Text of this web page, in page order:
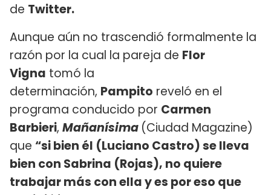
de Twitter.
Aunque aún no trascendió formalmente la
razón por la cual la pareja de Flor
Vigna tomó la
determinación, Pampito reveló en el
programa conducido por Carmen
Barbieri, Mañanísima (Ciudad Magazine)
que “si bien él (Luciano Castro) se lleva
bien con Sabrina (Rojas), no quiere
trabajar más con ella y es por eso que